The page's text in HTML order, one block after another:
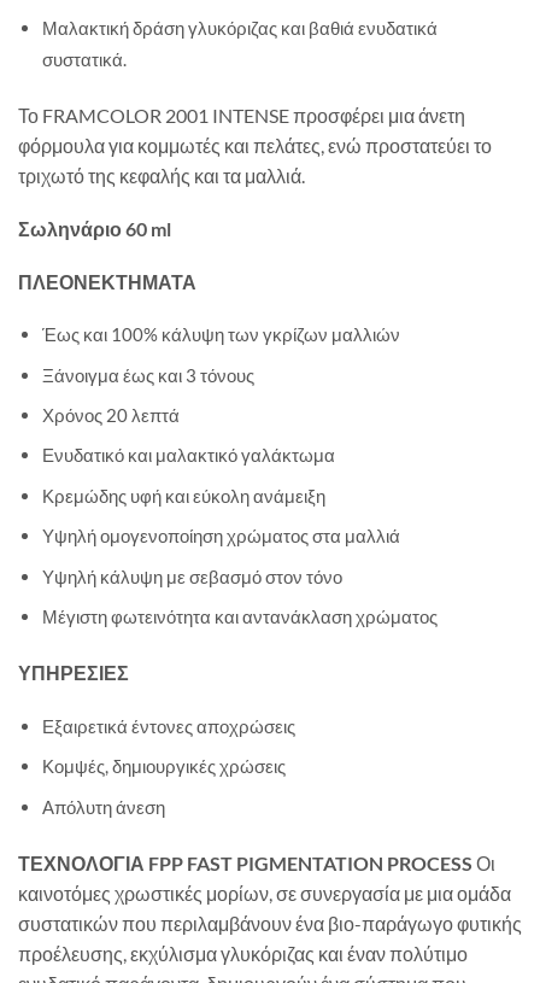
Μαλακτική δράση γλυκόριζας και βαθιά ενυδατικά
συστατικά.
Το FRAMCOLOR 2001 INTENSE προσφέρει μια άνετη
φόρμουλα για κομμωτές και πελάτες, ενώ προστατεύει το
τριχωτό της κεφαλής και τα μαλλιά.
Σωληνάριο 60 ml
ΠΛΕΟΝΕΚΤΗΜΑΤΑ
Έως και 100% κάλυψη των γκρίζων μαλλιών
Ξάνοιγμα έως και 3 τόνους
Χρόνος 20 λεπτά
Ενυδατικό και μαλακτικό γαλάκτωμα
Κρεμώδης υφή και εύκολη ανάμειξη
Υψηλή ομογενοποίηση χρώματος στα μαλλιά
Υψηλή κάλυψη με σεβασμό στον τόνο
Μέγιστη φωτεινότητα και αντανάκλαση χρώματος
ΥΠΗΡΕΣΙΕΣ
Εξαιρετικά έντονες αποχρώσεις
Κομψές, δημιουργικές χρώσεις
Απόλυτη άνεση
ΤΕΧΝΟΛΟΓΙΑ FPP FAST PIGMENTATION PROCESS Οι
καινοτόμες χρωστικές μορίων, σε συνεργασία με μια ομάδα
συστατικών που περιλαμβάνουν ένα βιο-παράγωγο φυτικής
προέλευσης, εκχύλισμα γλυκόριζας και έναν πολύτιμο